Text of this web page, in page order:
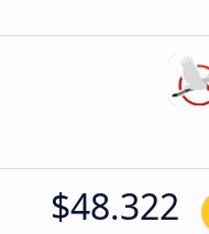
$48.322